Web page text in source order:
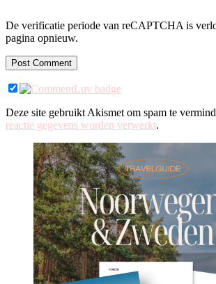
De verificatie periode van reCAPTCHA is
pagina opnieuw.
Deze site gebruikt Akismet om spam te
reactie gegevens worden verwerkt.